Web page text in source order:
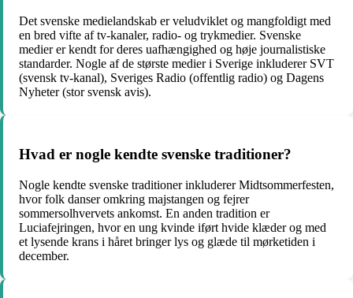
Det svenske medielandskab er veludviklet og mangfoldigt med
en bred vifte af tv-kanaler, radio- og trykmedier. Svenske
medier er kendt for deres uafhængighed og høje journalistiske
standarder. Nogle af de største medier i Sverige inkluderer SVT
(svensk tv-kanal), Sveriges Radio (offentlig radio) og Dagens
Nyheter (stor svensk avis).
Hvad er nogle kendte svenske traditioner?
Nogle kendte svenske traditioner inkluderer Midtsommerfesten,
hvor folk danser omkring majstangen og fejrer
sommersolhvervets ankomst. En anden tradition er
Luciafejringen, hvor en ung kvinde iført hvide klæder og med
et lysende krans i håret bringer lys og glæde til mørketiden i
december.